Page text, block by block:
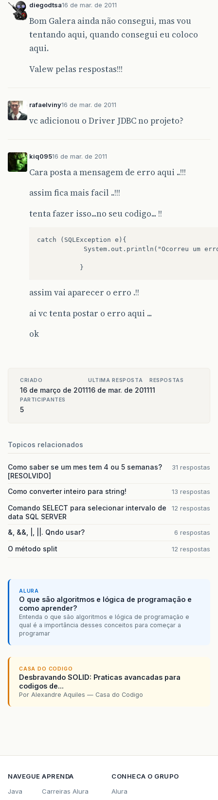
diegodtsa16 de mar. de 2011
Bom Galera ainda não consegui, mas vou
tentando aqui, quando consegui eu coloco
aqui.
Valew pelas respostas!!!
rafaelviny16 de mar. de 2011
vc adicionou o Driver JDBC no projeto?
kiq09516 de mar. de 2011
Cara posta a mensagem de erro aqui ..!!!
assim fica mais facil ..!!!
tenta fazer isso...no seu codigo... !!
catch (SQLException e){
System.out.println("Ocorreu um
assim vai aparecer o erro .!!
ai vc tenta postar o erro aqui ...
ok
CRIADO
16 de março de 2011
ULTIMA RESPOSTA
16 de mar. de 2011
RESPOSTAS
11
PARTICIPANTES
5
Topicos relacionados
Como saber se um mes tem 4 ou 5 semanas?
[RESOLVIDO]
31 respostas
Como converter inteiro para string! 13 respostas
Comando SELECT para selecionar intervalo de
data SQL SERVER
12 respostas
&, &&, |, ||. Qndo usar? 6 respostas
O método split 12 respostas
ALURA
O que são algoritmos e lógica de programação e
como aprender?
Entenda o que são algoritmos e lógica de programação e
qual é a importância desses conceitos para começar a
programar
CASA DO CODIGO
Desbravando SOLID: Praticas avancadas para
codigos de...
Por Alexandre Aquiles — Casa do Codigo
NAVEGUE
Java
APRENDA
Carreiras Alura
CONHECA O GRUPO
Alura